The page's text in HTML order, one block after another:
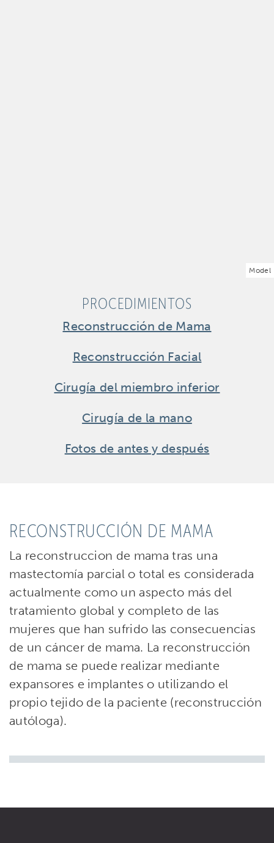
Model
PROCEDIMIENTOS
Reconstrucción de Mama
Reconstrucción Facial
Cirugía del miembro inferior
Cirugía de la mano
Fotos de antes y después
RECONSTRUCCIÓN DE MAMA
La reconstruccion de mama tras una
mastectomía parcial o total es considerada
actualmente como un aspecto más del
tratamiento global y completo de las
mujeres que han sufrido las consecuencias
de un cáncer de mama. La reconstrucción
de mama se puede realizar mediante
expansores e implantes o utilizando el
propio tejido de la paciente (reconstrucción
autóloga).